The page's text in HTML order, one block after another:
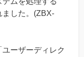
ました。(ZBX-
ーザーディレク